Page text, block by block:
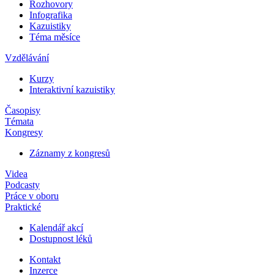
Rozhovory
Infografika
Kazuistiky
Téma měsíce
Vzdělávání
Kurzy
Interaktivní kazuistiky
Časopisy
Témata
Kongresy
Záznamy z kongresů
Videa
Podcasty
Práce v oboru
Praktické
Kalendář akcí
Dostupnost léků
Kontakt
Inzerce